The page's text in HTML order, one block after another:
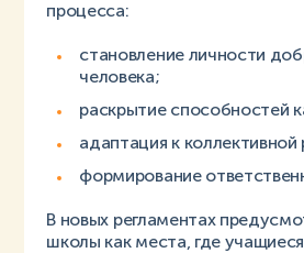
процесса:
становление личности
человека;
раскрытие способностей
адаптация к коллективной
формирование
В новых регламентах
школы как места, где